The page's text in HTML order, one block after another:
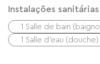
Instalações sanitárias
1 Salle de bain
1 Salle d'eau (douche)